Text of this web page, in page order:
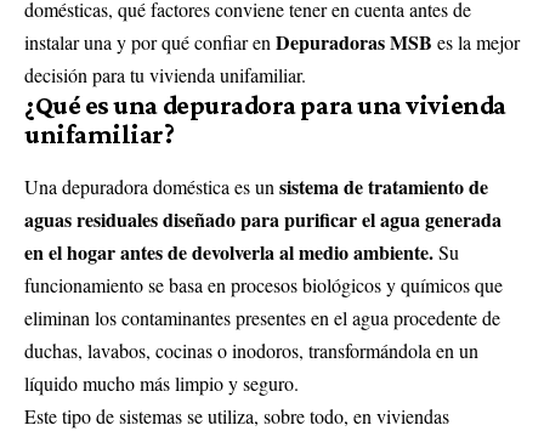
domésticas, qué factores conviene tener en cuenta antes de
instalar una y por qué confiar enDepuradoras MSB es la mejor
decisión para tu vivienda unifamiliar.
¿Qué es una depuradora para una vivienda
unifamiliar?
Una depuradora doméstica es unsistema de tratamiento de
aguas residuales diseñado para purificar el agua generada
en el hogar antes de devolverla al medio ambiente.Su
funcionamiento se basa en procesos biológicos y químicos que
eliminan los contaminantes presentes en el agua procedente de
duchas, lavabos, cocinas o inodoros, transformándola en un
líquido mucho más limpio y seguro.
Este tipo de sistemas se utiliza, sobre todo, en viviendas